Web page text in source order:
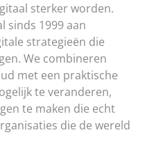
sterker worden.
sinds 1999 aan
strategieën die
We combineren
met een praktische
te veranderen,
te maken die echt
die de wereld